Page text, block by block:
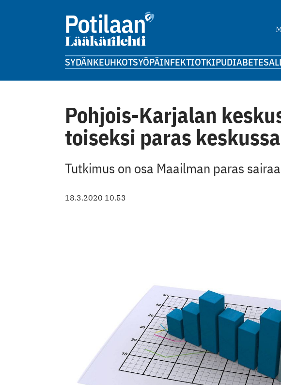
SYDÄNKEUHKOTSYÖPÄINFEKTIOTKIPUDIABETES
Pohjois-Karjalan
toiseksi paras
Tutkimus on osa Maailman paras
18.3.2020 10.53